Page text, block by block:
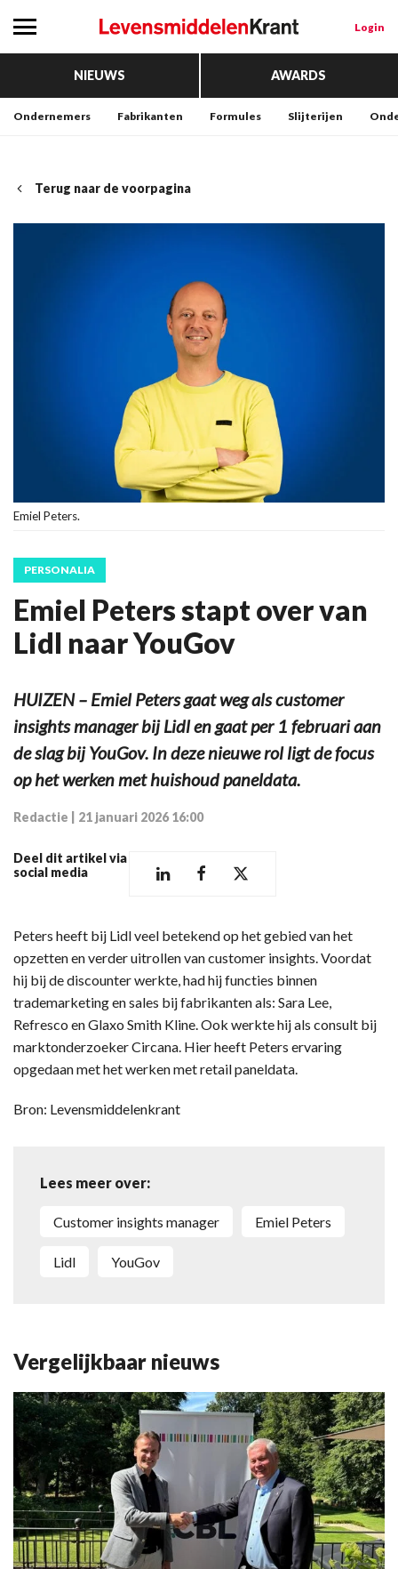
Login
NIEUWS AWARDS
Ondernemers Fabrikanten Formules Slijterijen
Terug naar de voorpagina
Emiel Peters.
PERSONALIA
Emiel Peters stapt over van
Lidl naar YouGov
HUIZEN – Emiel Peters gaat weg als customer
insights manager bij Lidl en gaat per 1 februari aan
de slag bij YouGov. In deze nieuwe rol ligt de focus
op het werken met huishoud paneldata.
Redactie 21 januari 2026 16:00
Deel dit artikel via
social media
Peters heeft bij Lidl veel betekend op het gebied van het
opzetten en verder uitrollen van customer insights. Voordat
hij bij de discounter werkte, had hij functies binnen
trademarketing en sales bij fabrikanten als: Sara Lee,
Refresco en Glaxo Smith Kline. Ook werkte hij als consult bij
marktonderzoeker Circana. Hier heeft Peters ervaring
opgedaan met het werken met retail paneldata.
Bron: Levensmiddelenkrant
Lees meer over:
Customer insights manager Emiel Peters
Lidl YouGov
Vergelijkbaar nieuws